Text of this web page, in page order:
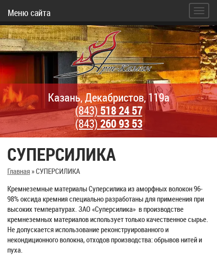
Меню сайта
Казань, Декабристов, 119а
(843)518 24 57
(843)260 93 53
СУПЕРСИЛИКА
Главная»СУПЕРСИЛИКА
Кремнеземные материалы Суперсилика из аморфных волокон 96-
98% оксида кремния специально разработаны для применения при
высоких температурах. ЗАО «Суперсилика» в производстве
кремнеземных материалов использует только качественное сырье.
Не допускается использование реконструированного и
некондиционного волокна, отходов производства: обрывов нитей и
пуха.